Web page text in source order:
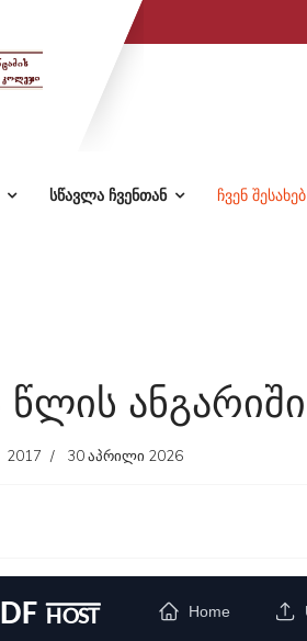
სწავლა ჩვენთან ჩვენ შესახებ
წლის ანგარიში
2017 30 აპრილი 2026